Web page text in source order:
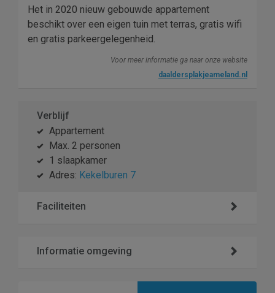
Het in 2020 nieuw gebouwde appartement
beschikt over een eigen tuin met terras, gratis wifi
en gratis parkeergelegenheid.
Voor meer informatie ga naar onze website
daaldersplakjeameland.nl
Verblijf
Appartement
Max. 2 personen
1 slaapkamer
Adres: Kekelburen 7
Faciliteiten
Informatie omgeving